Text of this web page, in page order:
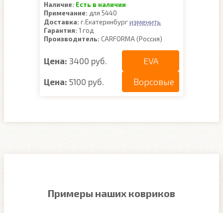
Наличие: Есть в наличии
Примечание: для 5440
Доставка: г.Екатеринбургизменить
Гарантия: 1 год
Производитель: CARFORMA (Россия)
Цена: 3400 руб. EVA
Цена: 5100 руб. Ворсовые
Примеры наших ковриков